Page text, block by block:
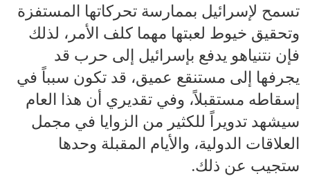
تسمح لإسرائيل بممارسة تحركاتها المستفزة
وتحقيق خيوط لعبتها مهما كلف الأمر، لذلك
فإن نتنياهو يدفع بإسرائيل إلى حرب قد
يجرفها إلى مستنقع عميق، قد تكون سبباً في
إسقاطه مستقبلاً، وفي تقديري أن هذا العام
سيشهد تدويراً للكثير من الزوايا في مجمل
العلاقات الدولية، والأيام المقبلة وحدها
ستجيب عن ذلك.